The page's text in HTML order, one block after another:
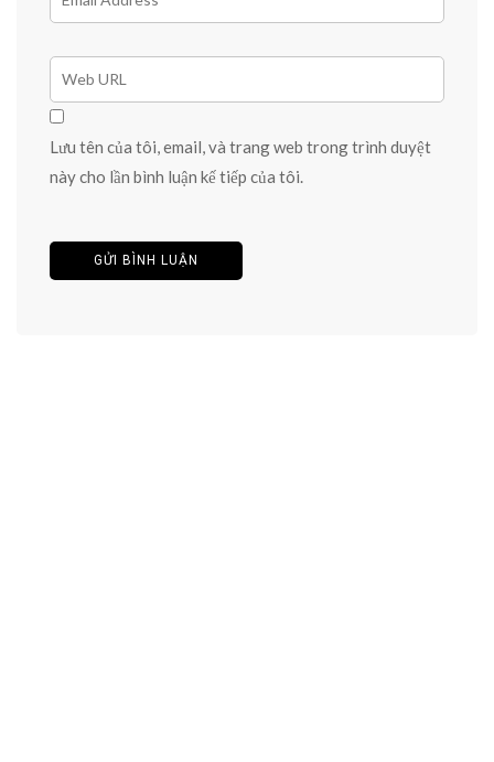
Lưu tên của tôi, email, và trang web trong trình duyệt
này cho lần bình luận kế tiếp của tôi.